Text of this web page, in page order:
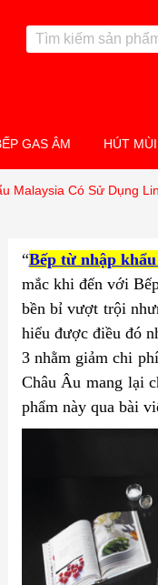
GAS ÂM HÚT MÙI
Malaysia Có Sử Dụng
“Bếp từ nhập
mắc khi đến với
bền bỉ vượt trội
hiểu được điều đó
3 nhằm giảm chi
Châu Âu mang lại
phẩm này qua bài